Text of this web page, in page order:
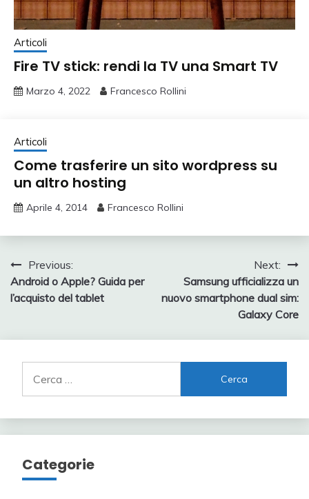
Articoli
Fire TV stick: rendi la TV una Smart TV
Marzo 4, 2022 Francesco Rollini
Articoli
Come trasferire un sito wordpress su
un altro hosting
Aprile 4, 2014 Francesco Rollini
Navigazione
articoli
Previous:
Android o Apple? Guida per
l’acquisto del tablet
Next:
Samsung ufficializza un
nuovo smartphone dual sim:
Galaxy Core
per:
Categorie